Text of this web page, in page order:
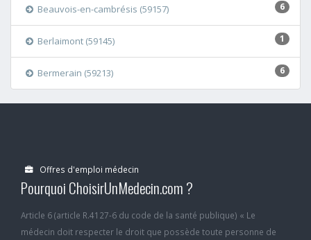
6
Beauvois-en-cambrésis (59157)
1
Berlaimont (59145)
6
Bermerain (59213)
Offres d'emploi médecin
Pourquoi ChoisirUnMedecin.com ?
Article 6 (article R.4127-6 du code de la santé publique) « Le
médecin doit respecter le droit que possède toute personne de